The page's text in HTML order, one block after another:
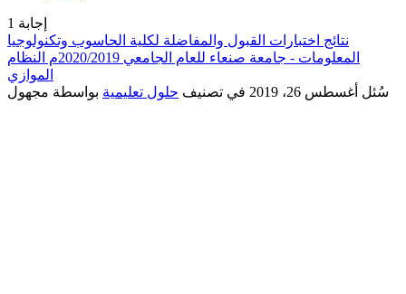
1 إجابة
نتائج اختبارات القبول والمفاضلة لكلية الحاسوب وتكنولوجيا
المعلومات - جامعة صنعاء للعام الجامعي 2020/2019م النظام
الموازي
سُئل أغسطس 26، 2019 في تصنيف حلول تعليمية بواسطة مجهول